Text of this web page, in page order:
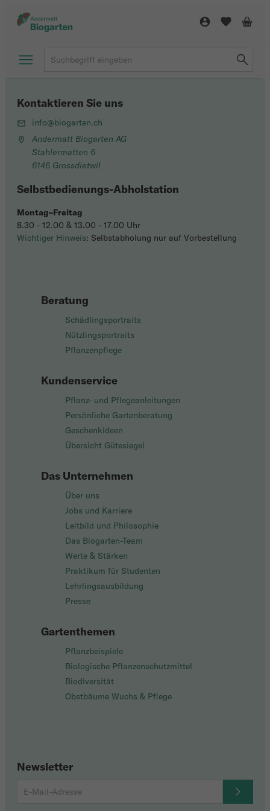
Beratung
Schädlingsportraits
Nützlingsportraits
Pflanzenpflege
Kundenservice
Pflanz- und Pflegeanleitungen
Persönliche Gartenberatung
Geschenkideen
Übersicht Gütesiegel
Das Unternehmen
Über uns
Jobs und Karriere
Leitbild und Philosophie
Das Biogarten-Team
Werte & Stärken
Praktikum für Studenten
Lehrlingsausbildung
Presse
Gartenthemen
Pflanzbeispiele
Biologische Pflanzenschutzmittel
Biodiversität
Obstbäume Wuchs & Pflege
Newsletter
Kontaktieren Sie uns
info@biogarten.ch
Andermatt Biogarten AG
Stahlermatten 6
6146 Grossdietwil
Selbstbedienungs-Abholstation
Montag–Freitag
8.30 - 12.00 & 13.00 - 17.00 Uhr
Wichtiger Hinweis: Selbstabholung nur auf Vorbestellung